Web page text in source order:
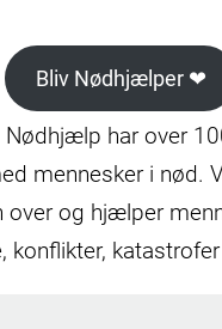
Bliv Nødhjælper ❤
Nødhjælp har over
mennesker i nød.
over og hjælper
konflikter,